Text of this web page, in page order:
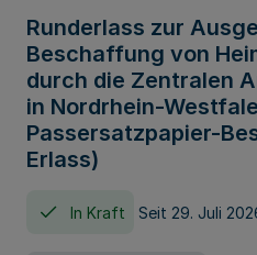
Runderlass zur
Beschaffung von
durch die Zentralen
in Nordrhein-
Passersatzpapier-
Erlass)
In Kraft Seit 29. Juli